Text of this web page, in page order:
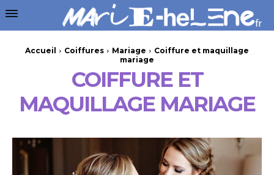
Accueil Coiffures Mariage
Coiffure et maquillage
mariage
COIFFURE ET
MAQUILLAGE MARIAGE